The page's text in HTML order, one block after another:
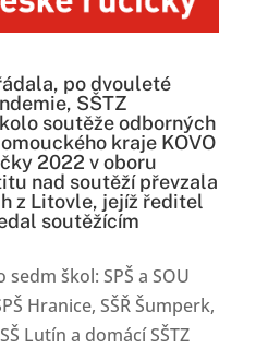
po dvouleté
SŠTZ
soutěže odborných
kraje KOVO
2022 v oboru
nad soutěží převzala
z Litovle, jejíž ředitel
soutěžícím
škol: SPŠ a SOU
Hranice, SŠŘ Šumperk,
Lutín a domácí SŠTZ